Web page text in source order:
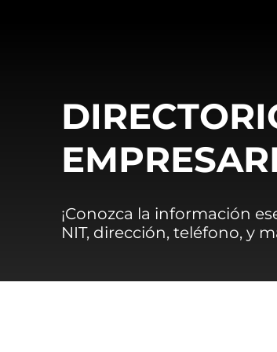
¡Conozca la información
NIT, dirección, teléfono, y